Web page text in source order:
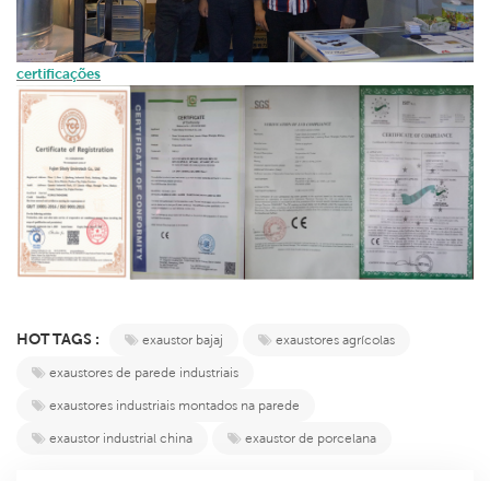
certificações
HOT TAGS : exaustor bajaj
exaustores agrícolas
exaustores de parede industriais
exaustores industriais montados na parede
exaustor industrial china
exaustor de porcelana